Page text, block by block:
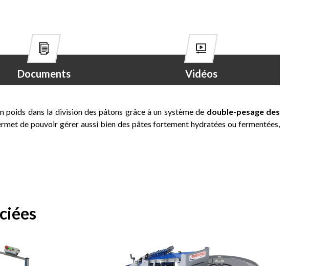
Documents Vidéos
poids dans la division des pâtons grâce à un système de double-pesage des
de pouvoir gérer aussi bien des pâtes fortement hydratées ou fermentées,